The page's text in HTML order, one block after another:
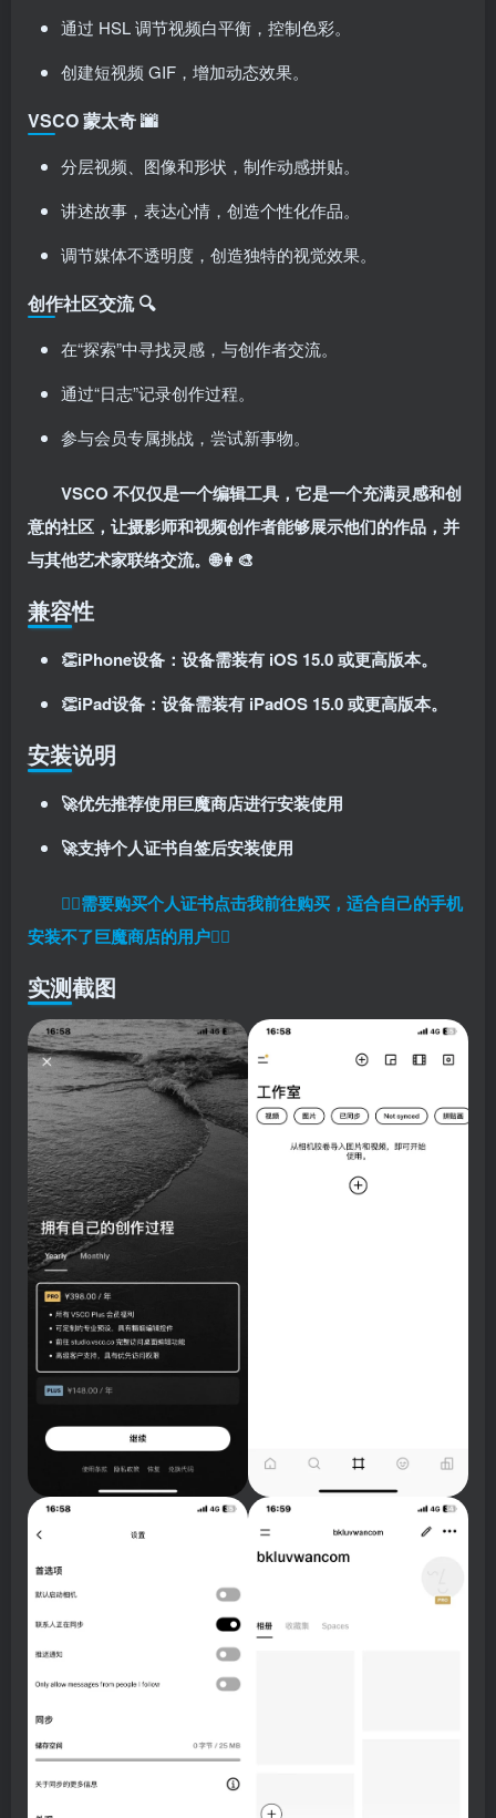
通过 HSL 调节视频白平衡，控制色彩。
创建短视频 GIF，增加动态效果。
VSCO 蒙太奇 🌆
分层视频、图像和形状，制作动感拼贴。
讲述故事，表达心情，创造个性化作品。
调节媒体不透明度，创造独特的视觉效果。
创作社区交流 🔍
在“探索”中寻找灵感，与创作者交流。
通过“日志”记录创作过程。
参与会员专属挑战，尝试新事物。
VSCO 不仅仅是一个编辑工具，它是一个充满灵感和创
意的社区，让摄影师和视频创作者能够展示他们的作品，并
与其他艺术家联络交流。🌐👩‍🎨
兼容性
👏iPhone设备：设备需装有 iOS 15.0 或更高版本。
👏iPad设备：设备需装有 iPadOS 15.0 或更高版本。
安装说明
🚀优先推荐使用巨魔商店进行安装使用
🚀支持个人证书自签后安装使用
👉🏼需要购买个人证书点击我前往购买，适合自己的手机
安装不了巨魔商店的用户👈🏼
实测截图